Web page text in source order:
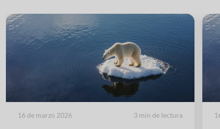
16 de marzo 2026 3 min de lectura